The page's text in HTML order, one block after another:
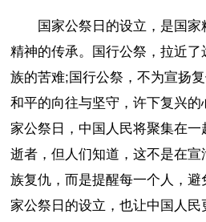
国家公祭日的设立，是国
精神的传承。国行公祭，拉近
族的苦难;国行公祭，不为宣扬
和平的向往与坚守，许下复兴的
家公祭日，中国人民将聚集在
逝者，但人们知道，这不是在
族复仇，而是提醒每一个人，避
家公祭日的设立，也让中国人